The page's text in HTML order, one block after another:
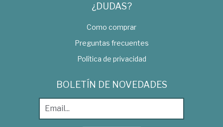
¿DUDAS?
Como comprar
Preguntas frecuentes
Política de privacidad
BOLETÍN DE NOVEDADES